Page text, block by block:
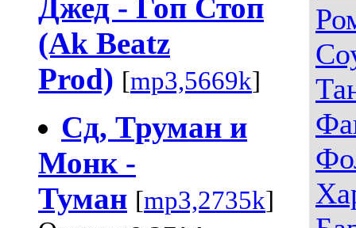
Джед - Гоп Стоп
(Ak Beatz
Prod) [mp3,5669k]
Сд, Труман и
Монк -
Туман [mp3,2735k]